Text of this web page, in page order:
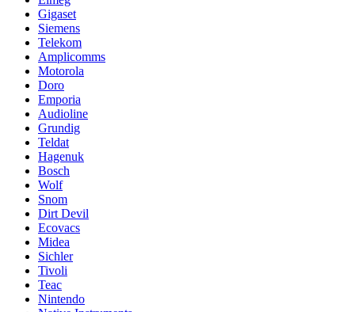
Gigaset
Siemens
Telekom
Amplicomms
Motorola
Doro
Emporia
Audioline
Grundig
Teldat
Hagenuk
Bosch
Wolf
Snom
Dirt Devil
Ecovacs
Midea
Sichler
Tivoli
Teac
Nintendo